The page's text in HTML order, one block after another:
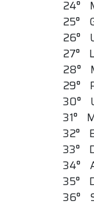
24°
25°
26°
27°
28°
29°
30°
31°
32°
33°
34°
35°
36°